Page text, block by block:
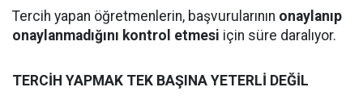
Tercih yapan öğretmenlerin, başvurularının onaylanıp
onaylanmadığını kontrol etmesi için süre daralıyor.
TERCİH YAPMAK TEK BAŞINA YETERLİ DEĞİL